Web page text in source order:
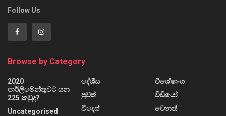
Follow Us
Browse by Category
2020
පාර්ලිමේන්තුවට යන
225 කවුද?
Uncategorised
දේශීය
පුවත්
විදෙස්
විශේෂාංග
වීඩියෝ
වෙනත්